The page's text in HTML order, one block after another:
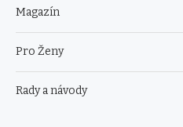
Magazín
Pro Ženy
Rady a návody